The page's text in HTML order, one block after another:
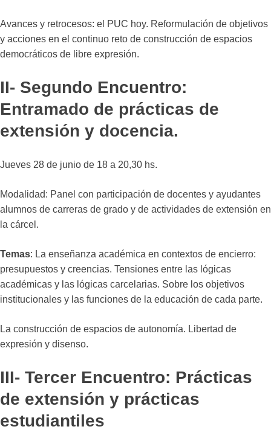
Avances y retrocesos: el PUC hoy. Reformulación de objetivos
y acciones en el continuo reto de construcción de espacios
democráticos de libre expresión.
II- Segundo Encuentro:
Entramado de prácticas de
extensión y docencia.
Jueves 28 de junio de 18 a 20,30 hs.
Modalidad: Panel con participación de docentes y ayudantes
alumnos de carreras de grado y de actividades de extensión en
la cárcel.
Temas: La enseñanza académica en contextos de encierro:
presupuestos y creencias. Tensiones entre las lógicas
académicas y las lógicas carcelarias. Sobre los objetivos
institucionales y las funciones de la educación de cada parte.
La construcción de espacios de autonomía. Libertad de
expresión y disenso.
III- Tercer Encuentro: Prácticas
de extensión y prácticas
estudiantiles